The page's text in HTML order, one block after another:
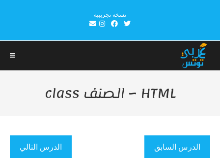
نسخة تجريبية
HTML – الصنف class
الدرس السابق الدرس التالي